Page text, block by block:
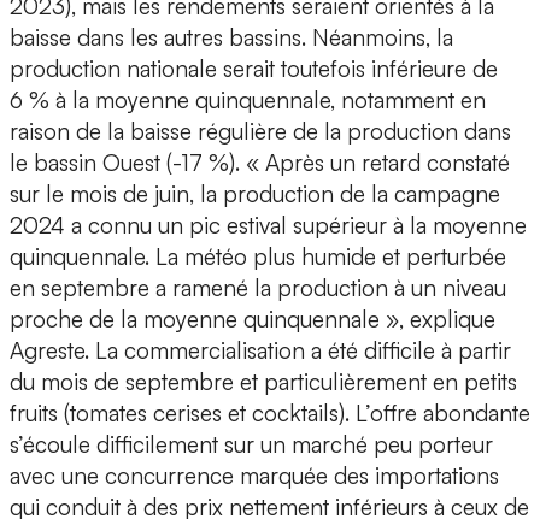
2023), mais les rendements seraient orientés à la
baisse dans les autres bassins. Néanmoins, la
production nationale serait toutefois inférieure de
6 % à la moyenne quinquennale, notamment en
raison de la baisse régulière de la production dans
le bassin Ouest (-17 %). « Après un retard constaté
sur le mois de juin, la production de la campagne
2024 a connu un pic estival supérieur à la moyenne
quinquennale. La météo plus humide et perturbée
en septembre a ramené la production à un niveau
proche de la moyenne quinquennale », explique
Agreste. La commercialisation a été difficile à partir
du mois de septembre et particulièrement en petits
fruits (tomates cerises et cocktails). L’offre abondante
s’écoule difficilement sur un marché peu porteur
avec une concurrence marquée des importations
qui conduit à des prix nettement inférieurs à ceux de